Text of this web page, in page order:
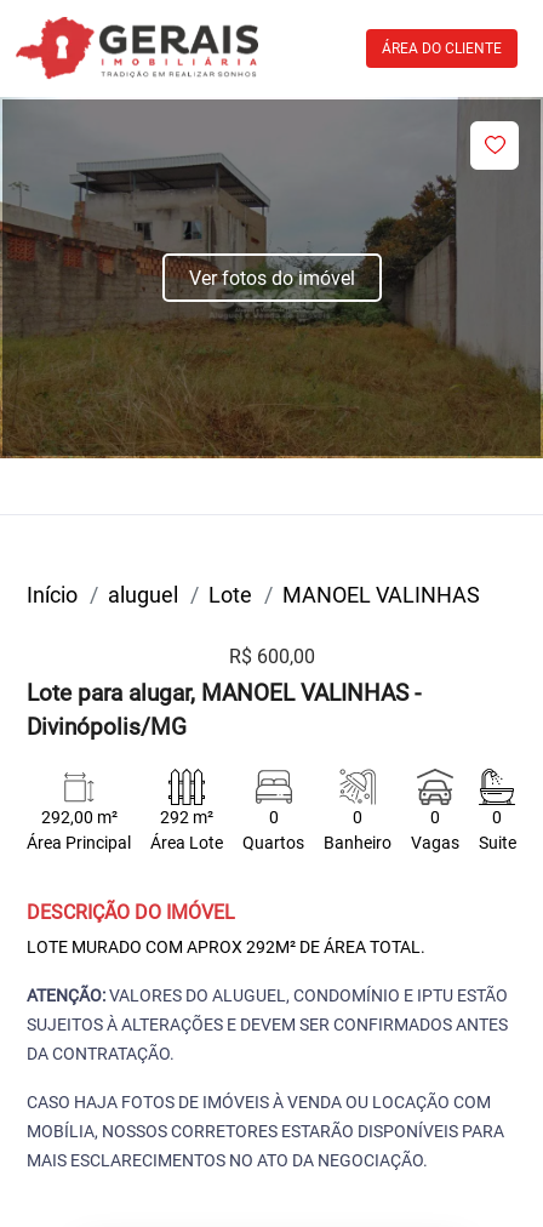
ÁREA DO CLIENTE
Ver fotos do imóvel
Início aluguel Lote MANOEL VALINHAS
R$ 600,00
Lote para alugar, MANOEL VALINHAS -
Divinópolis/MG
292,00 m²
Área Principal
292 m²
Área Lote
0
Quartos
0
Banheiro
0
Vagas
0
Suite
DESCRIÇÃO DO IMÓVEL
LOTE MURADO COM APROX 292M² DE ÁREA TOTAL.
ATENÇÃO:VALORES DO ALUGUEL, CONDOMÍNIO E IPTU ESTÃO
SUJEITOS À ALTERAÇÕES E DEVEM SER CONFIRMADOS ANTES
DA CONTRATAÇÃO.
CASO HAJA FOTOS DE IMÓVEIS À VENDA OU LOCAÇÃO COM
MOBÍLIA, NOSSOS CORRETORES ESTARÃO DISPONÍVEIS PARA
MAIS ESCLARECIMENTOS NO ATO DA NEGOCIAÇÃO.